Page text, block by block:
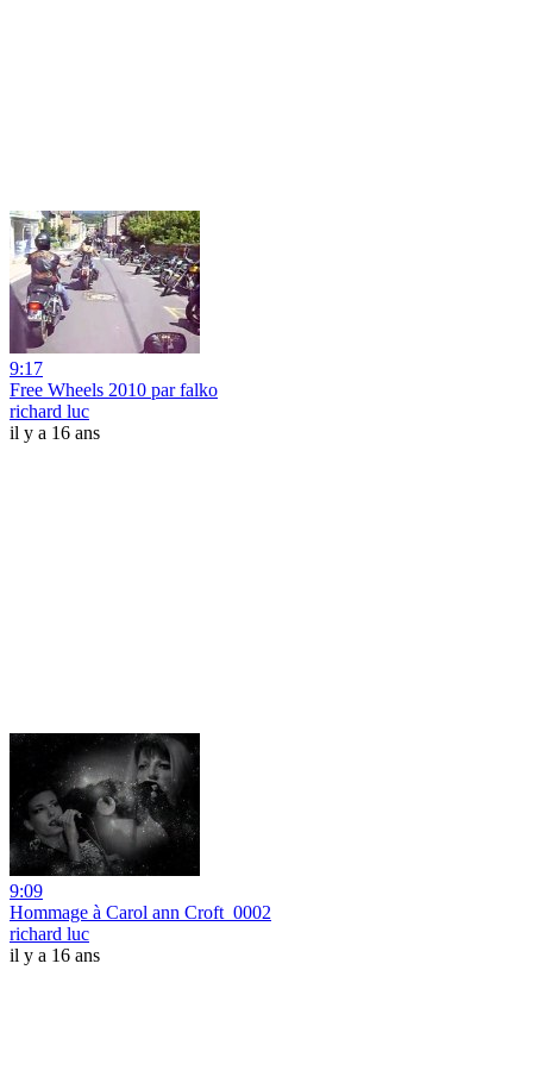
9:17
Free Wheels 2010 par falko
richard luc
il y a 16 ans
9:09
Hommage à Carol ann Croft_0002
richard luc
il y a 16 ans